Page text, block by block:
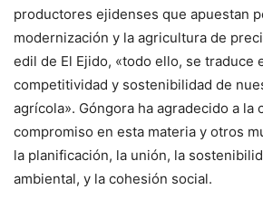
productores ejidenses que apuestan
modernización y la agricultura de
edil de El Ejido, «todo ello, se traduce
competitividad y sostenibilidad de
agrícola». Góngora ha agradecido a la
compromiso en esta materia y otros
la planificación, la unión, la
ambiental, y la cohesión social.